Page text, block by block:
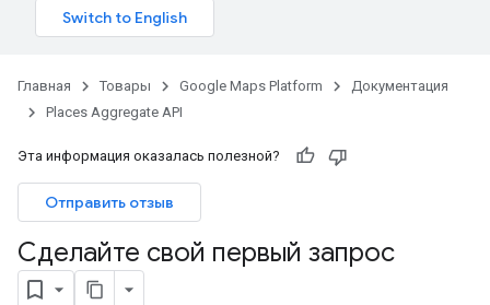
Главная Товары Google Maps Platform
Документация
Places Aggregate API
Эта информация оказалась полезной?
Отправить отзыв
Сделайте свой первый запрос